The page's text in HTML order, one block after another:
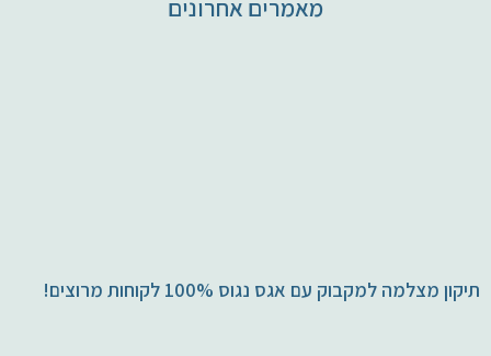
מאמרים אחרונים
תיקון מצלמה למקבוק עם אגס נגוס 100% לקוחות מרוצים!